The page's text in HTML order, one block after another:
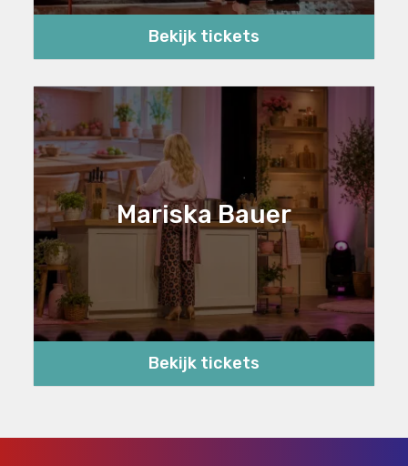
Bekijk tickets
Mariska Bauer
Bekijk tickets